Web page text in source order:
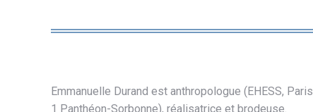
Emmanuelle Durand est anthropologue (EHESS, Paris
1 Panthéon-Sorbonne), réalisatrice et brodeuse.